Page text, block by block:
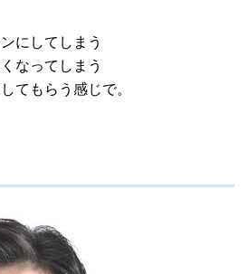
にしてしまう
なってしまう
てもらう感じで。